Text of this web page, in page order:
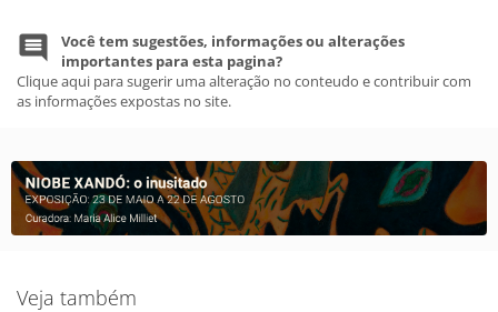
Você tem sugestões, informações ou alterações
importantes para esta pagina?
Clique aqui para sugerir uma alteração no conteudo e contribuir com
as informações expostas no site.
Veja também